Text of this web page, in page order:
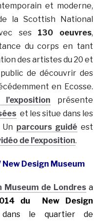
et moderne,
la Scottish National
ses 130 oeuvres,
du corps en tant
des artistes du 20 et
de découvrir des
en Ecosse.
présente
et les situe dans les
parcours guidé est
de l’exposition.
New Design Museum
Museum de Londresa
du New Design
dans le quartier de